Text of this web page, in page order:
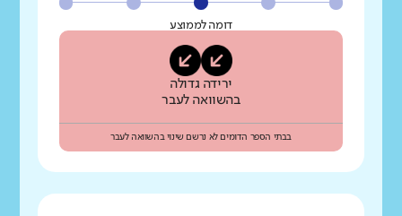
דומה לממוצע
ירידה גדולה
בהשוואה לעבר
בבתי הספר הדומים לא נרשם שינוי בהשוואה לעבר